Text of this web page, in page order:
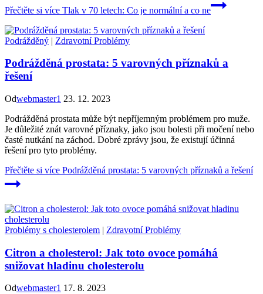
Přečtěte si více Tlak v 70 letech: Co je normální a co ne
Podrážděný | Zdravotní Problémy
Podrážděná prostata: 5 varovných příznaků a
řešení
Odwebmaster1 23. 12. 2023
Podrážděná prostata může být nepříjemným problémem pro muže.
Je důležité znát varovné příznaky, jako jsou bolesti při močení nebo
časté nutkání na záchod. Dobré zprávy jsou, že existují účinná
řešení pro tyto problémy.
Přečtěte si více Podrážděná prostata: 5 varovných příznaků a řešení
Problémy s cholesterolem | Zdravotní Problémy
Citron a cholesterol: Jak toto ovoce pomáhá
snižovat hladinu cholesterolu
Odwebmaster1 17. 8. 2023